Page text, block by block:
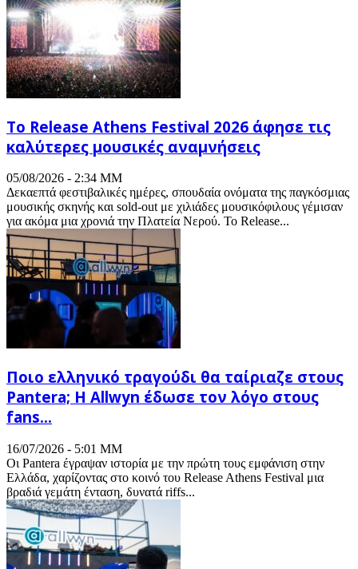
Το Release Athens Festival 2026 άφησε τις
καλύτερες μουσικές αναμνήσεις
05/08/2026 - 2:34 ΜΜ
Δεκαεπτά φεστιβαλικές ημέρες, σπουδαία ονόματα της παγκόσμιας
μουσικής σκηνής και sold-out με χιλιάδες μουσικόφιλους γέμισαν
για ακόμα μια χρονιά την Πλατεία Νερού. Το Release...
Ποιο ελληνικό τραγούδι θα ταίριαζε στους
Pantera; Η Allwyn έδωσε τον λόγο στους
fans...
16/07/2026 - 5:01 ΜΜ
Οι Pantera έγραψαν ιστορία με την πρώτη τους εμφάνιση στην
Ελλάδα, χαρίζοντας στο κοινό του Release Athens Festival μια
βραδιά γεμάτη ένταση, δυνατά riffs...